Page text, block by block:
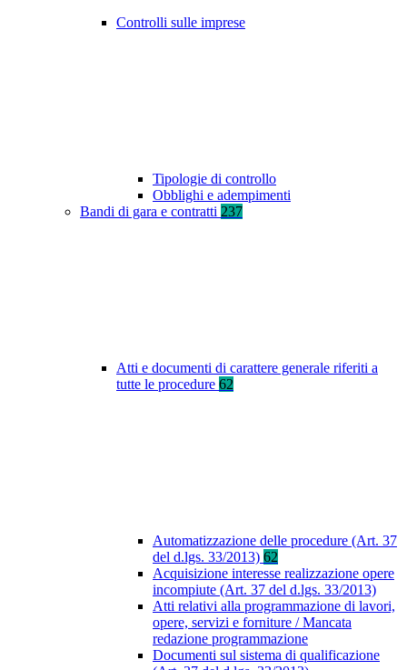
Controlli sulle imprese
Tipologie di controllo
Obblighi e adempimenti
Bandi di gara e contratti 237
Atti e documenti di carattere generale riferiti a
tutte le procedure 62
Automatizzazione delle procedure (Art. 37
del d.lgs. 33/2013) 62
Acquisizione interesse realizzazione opere
incompiute (Art. 37 del d.lgs. 33/2013)
Atti relativi alla programmazione di lavori,
opere, servizi e forniture / Mancata
redazione programmazione
Documenti sul sistema di qualificazione